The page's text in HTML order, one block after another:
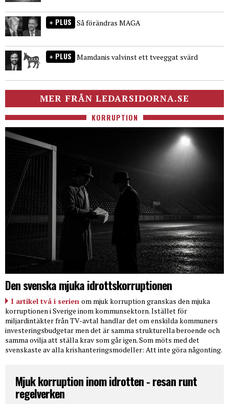
PLUS Så förändras MAGA
PLUS Mamdanis valvinst ett tveeggat svärd
MER FRÅN LEDARSIDORNA.SE
KORRUPTION
Den svenska mjuka idrottskorruptionen
I artikel två i serien om mjuk korruption granskas den mjuka
korruptionen i Sverige inom kommunsektorn. Istället för
miljardintäkter från TV-avtal handlar det om enskilda kommuners
investeringsbudgetar men det är samma strukturella beroende och
samma ovilja att ställa krav som går igen. Som möts med det
svenskaste av alla krishanteringsmodeller: Att inte göra någonting.
Mjuk korruption inom idrotten - resan runt
regelverken